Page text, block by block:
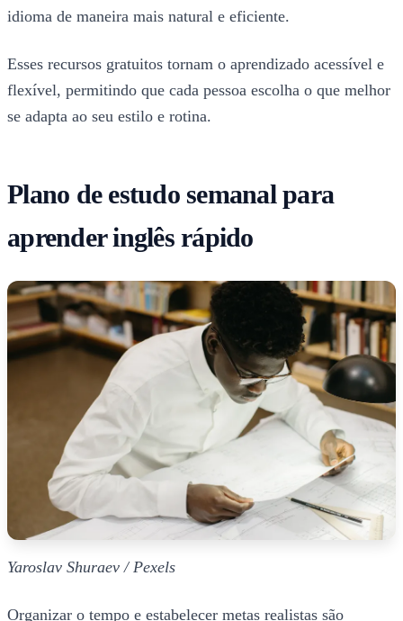
idioma de maneira mais natural e eficiente.
Esses recursos gratuitos tornam o aprendizado acessível e
flexível, permitindo que cada pessoa escolha o que melhor
se adapta ao seu estilo e rotina.
Plano de estudo semanal para
aprender inglês rápido
Yaroslav Shuraev / Pexels
Organizar o tempo e estabelecer metas realistas são